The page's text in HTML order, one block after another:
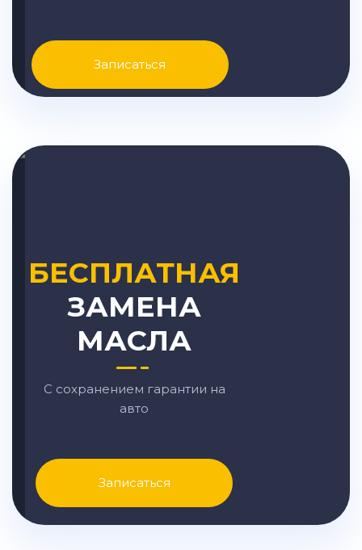
Записаться
БЕСПЛАТНАЯ
ЗАМЕНА
МАСЛА
С сохранением гарантии на
авто
Записаться